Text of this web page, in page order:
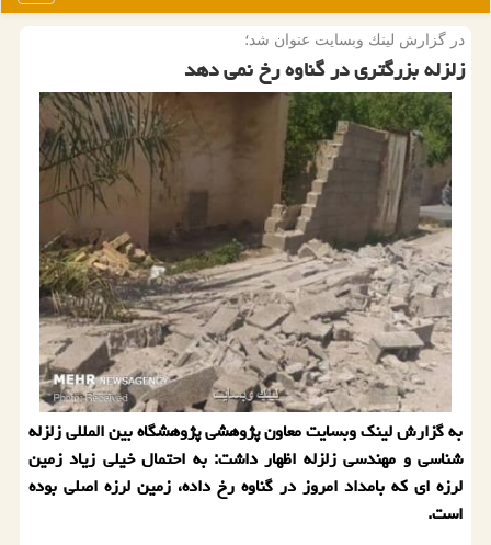
در گزارش لینك وبسایت عنوان شد؛
زلزله بزرگتری در گناوه رخ نمی دهد
به گزارش لینک وبسایت معاون پژوهشی پژوهشگاه بین المللی زلزله
شناسی و مهندسی زلزله اظهار داشت: به احتمال خیلی زیاد زمین
لرزه ای که بامداد امروز در گناوه رخ داده، زمین لرزه اصلی بوده
است.